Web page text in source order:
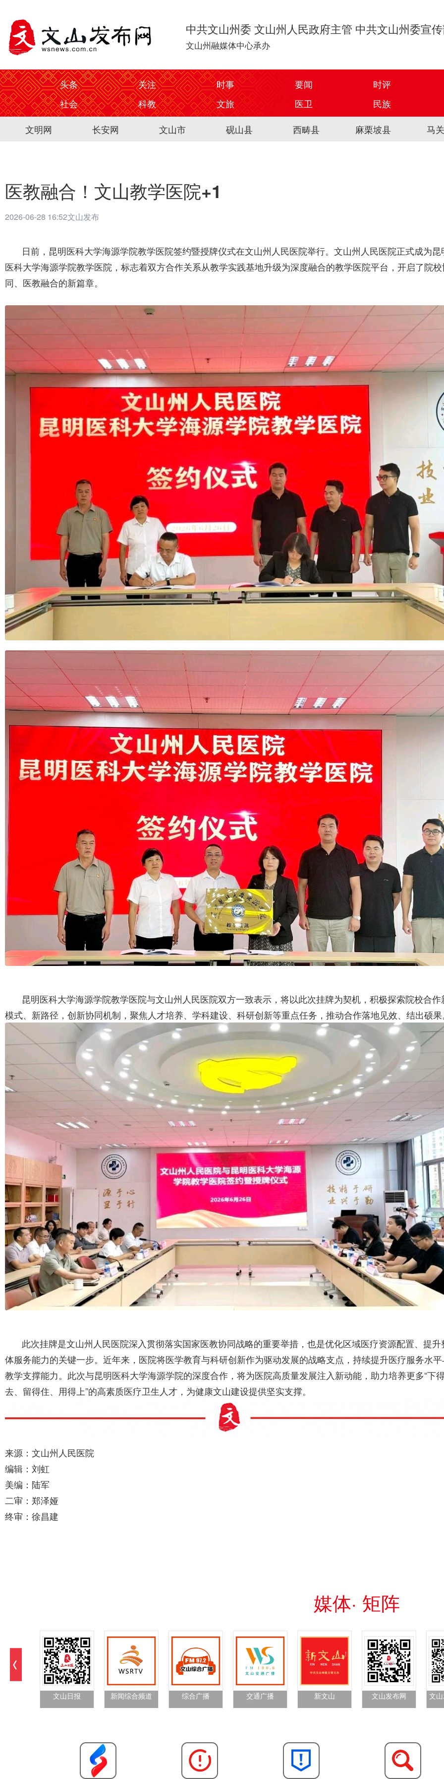
中共文山州委 文山州人民政府主管 中共文山州委宣
文山州融媒体中心承办
头条 关注 时事 要闻
时评
社会
科教 文旅 医卫
民族
文明网
长安网 文山市 砚山县 西畴县 麻栗坡县 马
医教融合！文山教学医院+1
2026-06-28 16:52文山发布
日前，昆明医科大学海源学院教学医院签约暨授牌仪式在文山州人民医院举行。文山州人民医院正式成为昆
医科大学海源学院教学医院，标志着双方合作关系从教学实践基地升级为深度融合的教学医院平台，开启了院
同、医教融合的新篇章。
昆明医科大学海源学院教学医院与文山州人民医院双方一致表示，将以此次挂牌为契机，积极探索院校合作
模式、新路径，创新协同机制，聚焦人才培养、学科建设、科研创新等重点任务，推动合作落地见效、结出硕
此次挂牌是文山州人民医院深入贯彻落实国家医教协同战略的重要举措，也是优化区域医疗资源配置、提升
体服务能力的关键一步。近年来，医院将医学教育与科研创新作为驱动发展的战略支点，持续提升医疗服务水
教学支撑能力。此次与昆明医科大学海源学院的深度合作，将为医院高质量发展注入新动能，助力培养更多“下
去、留得住、用得上”的高素质医疗卫生人才，为健康文山建设提供坚实支撑。
来源：文山州人民医院
编辑：刘虹
美编：陆军
二审：郑泽娅
终审：徐昌建
媒体· 矩阵
文山日报 新闻综合频道 综合广播 交通广播 新文山 文山发布网 文